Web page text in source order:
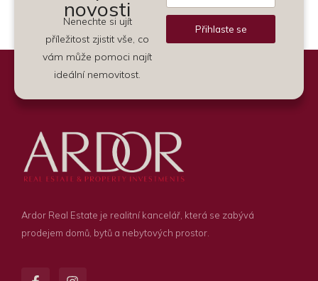
novosti
Nenechte si ujít
příležitost zjistit vše, co
vám může pomoci najít
ideální nemovitost.
Přihlaste se
Ardor Real Estate je realitní kancelář, která se zabývá
prodejem domů, bytů a nebytových prostor.